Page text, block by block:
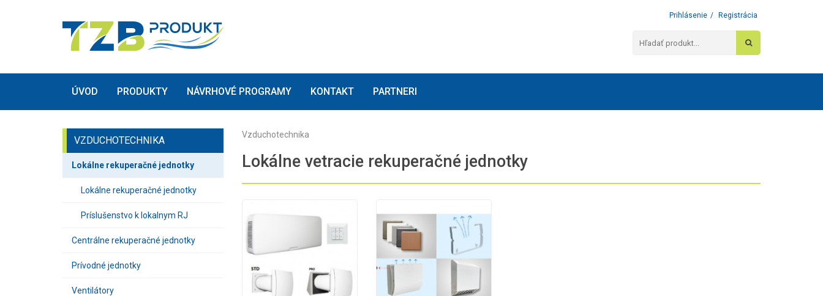
Prihlásenie / Registrácia
ÚVOD PRODUKTY NÁVRHOVÉ PROGRAMY KONTAKT PARTNERI
VZDUCHOTECHNIKA
Lokálne rekuperačné jednotky
Lokálne rekuperačné jednotky
Príslušenstvo k lokalnym RJ
Centrálne rekuperačné jednotky
Prívodné jednotky
Ventilátory
Vzduchotechnika
Lokálne vetracie rekuperačné jednotky